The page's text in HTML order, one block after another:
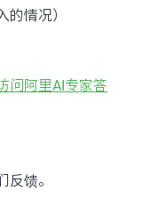
的情况）
问阿里AI专家答
反馈。